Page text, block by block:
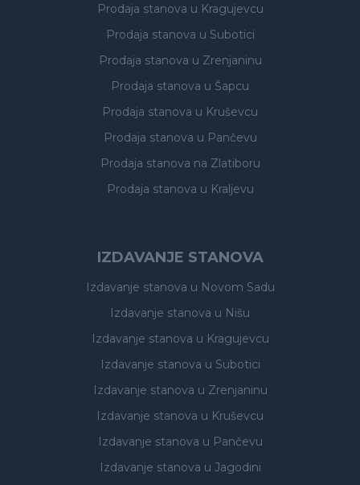
Prodaja stanova u Kragujevcu
Prodaja stanova u Subotici
Prodaja stanova u Zrenjaninu
Prodaja stanova u Šapcu
Prodaja stanova u Kruševcu
Prodaja stanova u Pančevu
Prodaja stanova na Zlatiboru
Prodaja stanova u Kraljevu
IZDAVANJE STANOVA
Izdavanje stanova u Novom Sadu
Izdavanje stanova u Nišu
Izdavanje stanova u Kragujevcu
Izdavanje stanova u Subotici
Izdavanje stanova u Zrenjaninu
Izdavanje stanova u Kruševcu
Izdavanje stanova u Pančevu
Izdavanje stanova u Jagodini